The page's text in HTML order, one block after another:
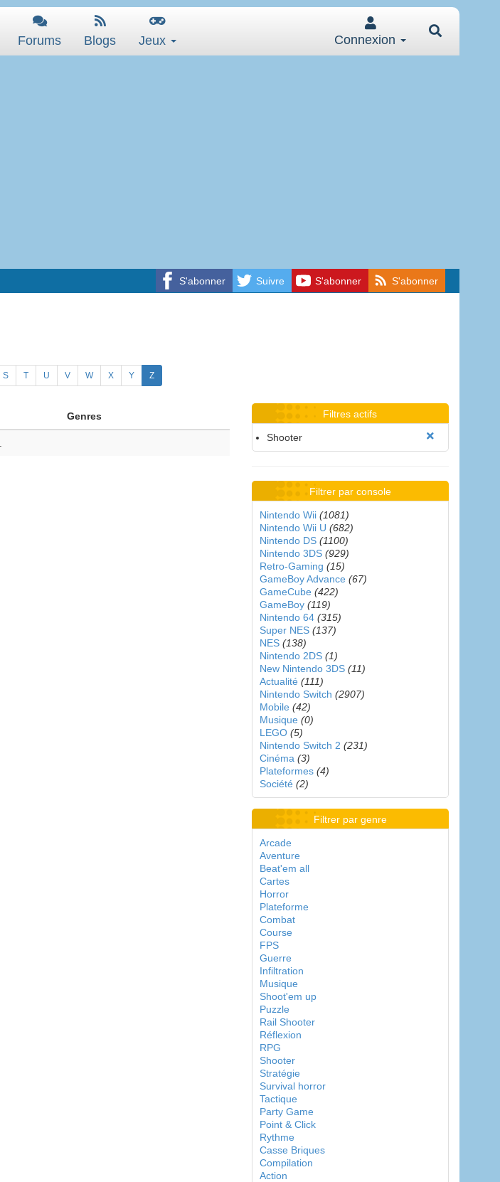
Forums Blogs Jeux Connexion
S'abonner Suivre S'abonner S'abonner
S T U V W X Y Z
Genres Filtres actifs
Shooter
Filtrer par console
Nintendo Wii (1081)
Nintendo Wii U (682)
Nintendo DS (1100)
Nintendo 3DS (929)
Retro-Gaming (15)
GameBoy Advance (67)
GameCube (422)
GameBoy (119)
Nintendo 64 (315)
Super NES (137)
NES (138)
Nintendo 2DS (1)
New Nintendo 3DS (11)
Actualité (111)
Nintendo Switch (2907)
Mobile (42)
Musique (0)
LEGO (5)
Nintendo Switch 2 (231)
Cinéma (3)
Plateformes (4)
Société (2)
Filtrer par genre
Arcade
Aventure
Beat'em all
Cartes
Horror
Plateforme
Combat
Course
FPS
Guerre
Infiltration
Musique
Shoot'em up
Puzzle
Rail Shooter
Réflexion
RPG
Shooter
Stratégie
Survival horror
Tactique
Party Game
Point & Click
Rythme
Casse Briques
Compilation
Action